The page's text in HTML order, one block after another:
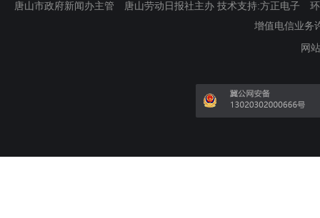
唐山市政府新闻办主管 唐山劳动日报社主办 技术支持:方正电子
增值电信业务
网